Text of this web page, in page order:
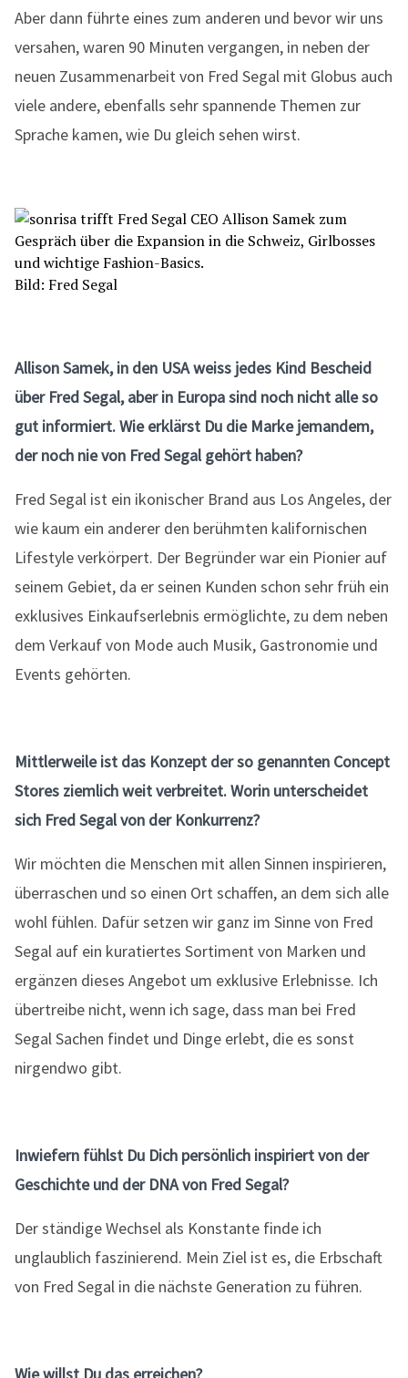
Aber dann führte eines zum anderen und bevor wir uns
versahen, waren 90 Minuten vergangen, in neben der
neuen Zusammenarbeit von Fred Segal mit Globus auch
viele andere, ebenfalls sehr spannende Themen zur
Sprache kamen, wie Du gleich sehen wirst.
Bild: Fred Segal
Allison Samek, in den USA weiss jedes Kind Bescheid
über Fred Segal, aber in Europa sind noch nicht alle so
gut informiert. Wie erklärst Du die Marke jemandem,
der noch nie von Fred Segal gehört haben?
Fred Segal ist ein ikonischer Brand aus Los Angeles, der
wie kaum ein anderer den berühmten kalifornischen
Lifestyle verkörpert. Der Begründer war ein Pionier auf
seinem Gebiet, da er seinen Kunden schon sehr früh ein
exklusives Einkaufserlebnis ermöglichte, zu dem neben
dem Verkauf von Mode auch Musik, Gastronomie und
Events gehörten.
Mittlerweile ist das Konzept der so genannten Concept
Stores ziemlich weit verbreitet. Worin unterscheidet
sich Fred Segal von der Konkurrenz?
Wir möchten die Menschen mit allen Sinnen inspirieren,
überraschen und so einen Ort schaffen, an dem sich alle
wohl fühlen. Dafür setzen wir ganz im Sinne von Fred
Segal auf ein kuratiertes Sortiment von Marken und
ergänzen dieses Angebot um exklusive Erlebnisse. Ich
übertreibe nicht, wenn ich sage, dass man bei Fred
Segal Sachen findet und Dinge erlebt, die es sonst
nirgendwo gibt.
Inwiefern fühlst Du Dich persönlich inspiriert von der
Geschichte und der DNA von Fred Segal?
Der ständige Wechsel als Konstante finde ich
unglaublich faszinierend. Mein Ziel ist es, die Erbschaft
von Fred Segal in die nächste Generation zu führen.